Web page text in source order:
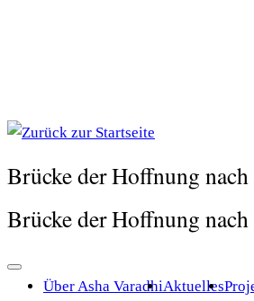
Brücke der Hoffnung
Brücke der Hoffnung
Über Asha VaradhiAktuelles